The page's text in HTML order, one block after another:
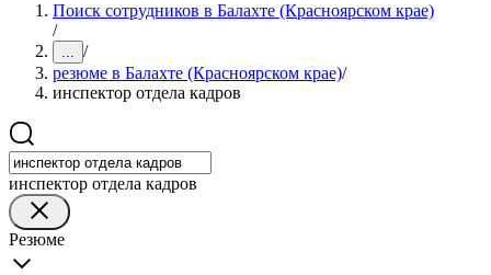
Поиск сотрудников в Балахте (Красноярском крае)
/
... /
резюме в Балахте (Красноярском крае)/
инспектор отдела кадров
инспектор отдела кадров
Резюме